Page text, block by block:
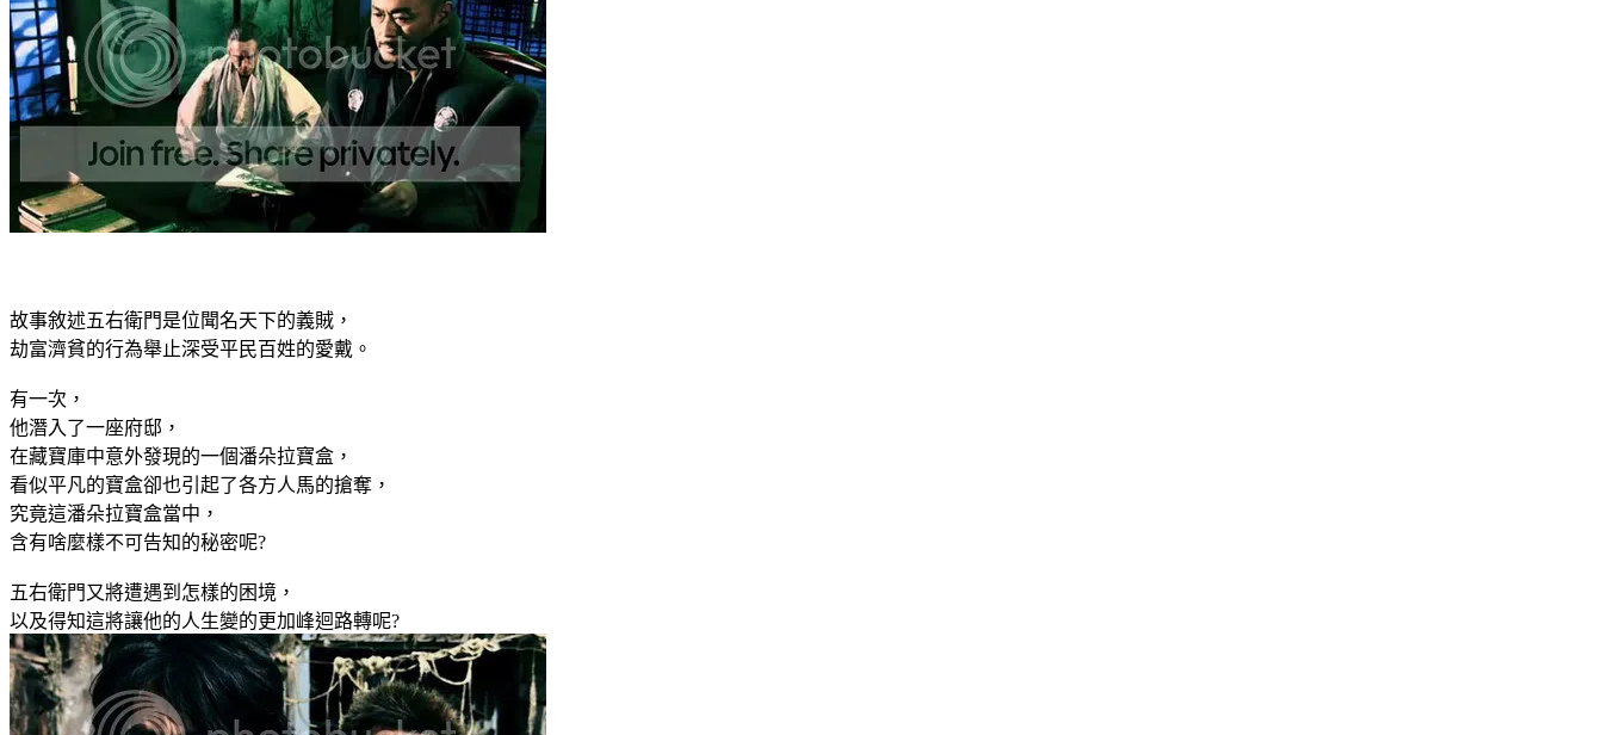
故事敘述五右衛門是位聞名天下的義賊，
劫富濟貧的行為舉止深受平民百姓的愛戴。
有一次，
他潛入了一座府邸，
在藏寶庫中意外發現的一個潘朵拉寶盒，
看似平凡的寶盒卻也引起了各方人馬的搶奪，
究竟這潘朵拉寶盒當中，
含有啥麼樣不可告知的秘密呢?
五右衛門又將遭遇到怎樣的困境，
以及得知這將讓他的人生變的更加峰迴路轉呢?